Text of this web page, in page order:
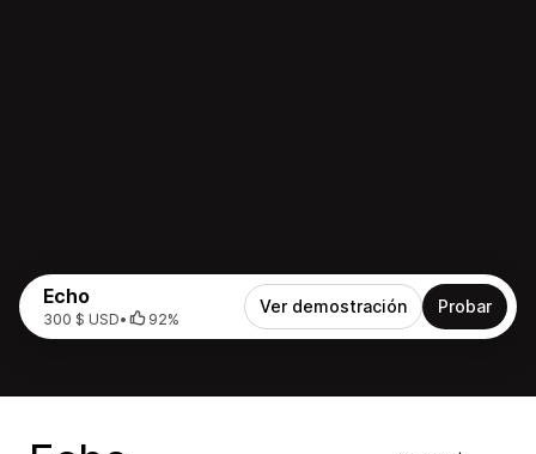
Echo
300 $ USD• 92%
Ver demostración Probar